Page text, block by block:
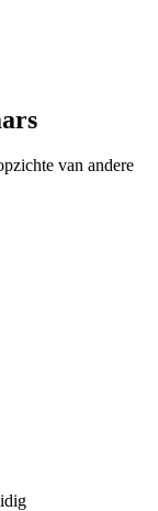
van andere